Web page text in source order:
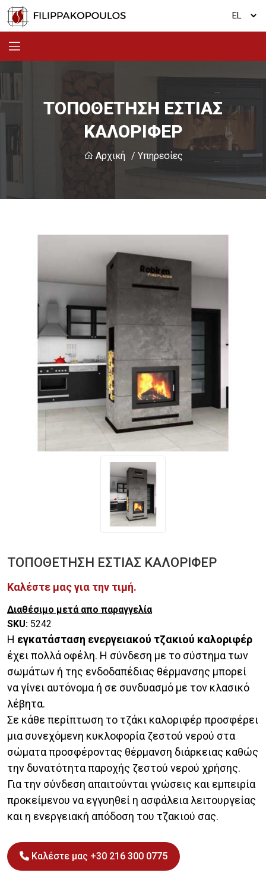
ΤΟΠΟΘΕΤΗΣΗ ΕΣΤΙΑΣ
ΚΑΛΟΡΙΦΕΡ
Αρχική / Υπηρεσίες
ΤΟΠΟΘΕΤΗΣΗ ΕΣΤΙΑΣ ΚΑΛΟΡΙΦΕΡ
Καλέστε μας για την τιμή.
Διαθέσιμο μετά απο παραγγελία
SKU: 5242
Η εγκατάσταση ενεργειακού τζακιού καλοριφέρ
έχει πολλά οφέλη. Η σύνδεση με το σύστημα των
σωμάτων ή της ενδοδαπέδιας θέρμανσης μπορεί
να γίνει αυτόνομα ή σε συνδυασμό με τον κλασικό
λέβητα.
Σε κάθε περίπτωση το τζάκι καλοριφέρ προσφέρει
μια συνεχόμενη κυκλοφορία ζεστού νερού στα
σώματα προσφέροντας θέρμανση διάρκειας καθώς
την δυνατότητα παροχής ζεστού νερού χρήσης.
Για την σύνδεση απαιτούνται γνώσεις και εμπειρία
προκείμενου να εγγυηθεί η ασφάλεια λειτουργείας
και η ενεργειακή απόδοση του τζακιού σας.
Καλέστε μας +30 216 300 0775